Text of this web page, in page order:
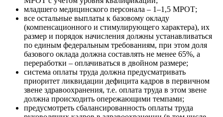
младшего медицинского персонала – 1–1,5 МРОТ;
все остальные выплаты к базовому окладу
(компенсационного и стимулирующего характера), их
размер и порядок начисления должны устанавливаться
по единым федеральным требованиям, при этом доля
базового оклада должна составлять не менее 65%, а
переработки – оплачиваться в двойном размере;
система оплаты труда должна предусматривать
приоритет ликвидации дефицита кадров в первичном
звене здравоохранения, т.е. оплата труда в этом звене
должна происходить опережающими темпами;
предусмотреть сбалансированность оплаты труда